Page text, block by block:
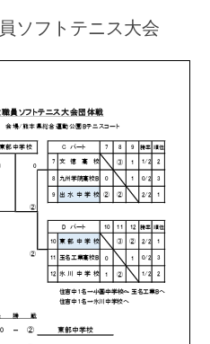
ソフトテニス大会